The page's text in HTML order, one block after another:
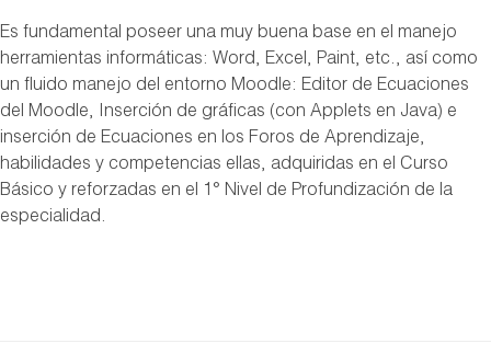
Es fundamental poseer una muy buena base en el manejo
herramientas informáticas: Word, Excel, Paint, etc., así como
un fluido manejo del entorno Moodle: Editor de Ecuaciones
del Moodle, Inserción de gráficas (con Applets en Java) e
inserción de Ecuaciones en los Foros de Aprendizaje,
habilidades y competencias ellas, adquiridas en el Curso
Básico y reforzadas en el 1° Nivel de Profundización de la
especialidad.